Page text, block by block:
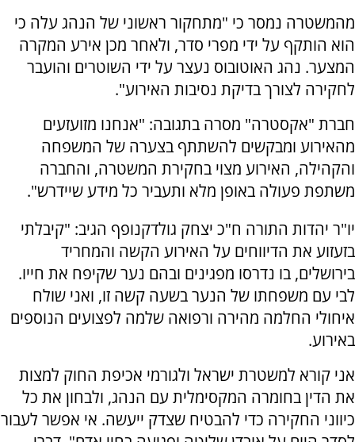
מהמשטרה נמסר כי "מתחקור ראשוני של הנהג עלה כי
הוא הותקף על ידי מפרי סדר, ולאחר מכן אירע המקרה
המצער. נהג האוטובוס נעצר על ידי השוטרים והועבר
לחקירה לצורך בדיקת נסיבות האירוע".
חברת "אקסטרה" מסרה בתגובה: "אנחנו מזועזעים
מהאירוע ומבקשים להשתתף בצערה של המשפחה
והקהילה, האירוע מצוי בחקירת המשטרה, והחברה
משתפת פעולה באופן מלא ותעביר כל מידע שיידרש".
יו"ר יהדות התורה ח"כ יצחק גולדקנופף הגיב: "קיבלתי
בזעזוע את הדיווחים על האירוע הקשה והמחריד
בירושלים, בו נדרסו מפגינים ובהם נער שקיפח את חייו.
לבי עם משפחתו של הנער בשעה קשה זו, ואני שולח
איחולי החלמה מהירה ורפואה שלמה לפצועים הנוספים
באירוע.
אני קורא למשטרת ישראל ולגורמי אכיפת החוק למצות
את הדין בחומרה המקסימלית עם הנהג, ולבחון את כל
כיווני החקירה כדי להבטיח שצדק ייעשה. אי אפשר לעבור